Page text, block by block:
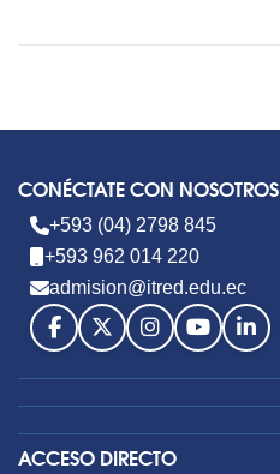
CONÉCTATE CON NOSOTROS
+593 (04) 2798 845
+593 962 014 220
admision@itred.edu.ec
ACCESO DIRECTO